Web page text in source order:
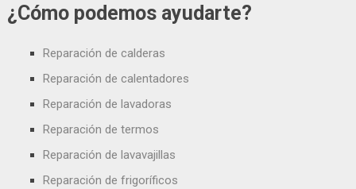
¿Cómo podemos ayudarte?
Reparación de calderas
Reparación de calentadores
Reparación de lavadoras
Reparación de termos
Reparación de lavavajillas
Reparación de frigoríficos